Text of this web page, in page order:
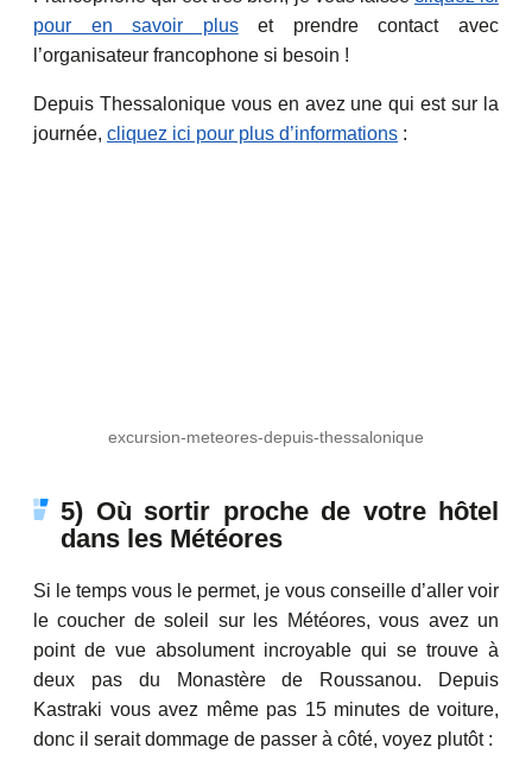
pour en savoir pluset prendre contact avec
l’organisateur francophone si besoin !
Depuis Thessalonique vous en avez une qui est sur la
journée, cliquez ici pour plus d’informations :
excursion-meteores-depuis-thessalonique
5) Où sortir proche de votre hôtel
dans les Météores
Si le temps vous le permet, je vous conseille d’aller voir
le coucher de soleil sur les Météores, vous avez un
point de vue absolument incroyable qui se trouve à
deux pas du Monastère de Roussanou. Depuis
Kastraki vous avez même pas 15 minutes de voiture,
donc il serait dommage de passer à côté, voyez plutôt :